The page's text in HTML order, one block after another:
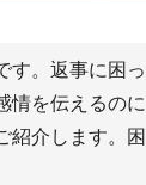
す。返事に困っ
情を伝えるのに
紹介します。困